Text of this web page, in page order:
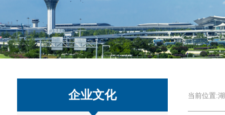
企业文化 当前位置: